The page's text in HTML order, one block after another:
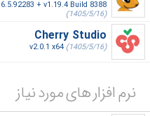
+ v1.19.4 Build 8388
(1405/5/16)
Cherry Studio
v2.0.1 x64 (1405/5/16)
نرم افزار های مورد نیاز